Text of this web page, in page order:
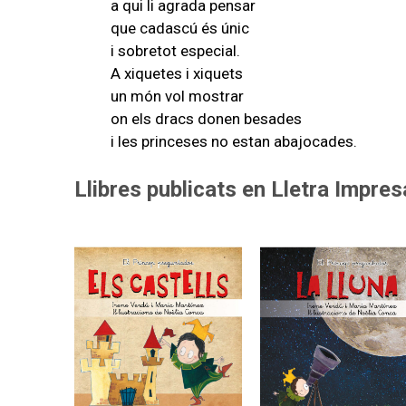
a qui li agrada pensar
que cadascú és únic
i sobretot especial.
A xiquetes i xiquets
un món vol mostrar
on els dracs donen besades
i les princeses no estan abajocades.
Llibres publicats en Lletra